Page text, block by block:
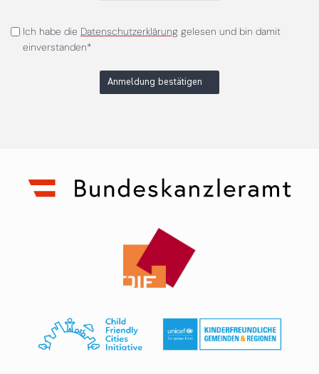
Ich habe die Datenschutzerklärunggelesen und bin damit
einverstanden*
Anmeldung bestätigen